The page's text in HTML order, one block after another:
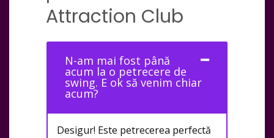
Attraction Club
N-am mai fost până
acum la o petrecere de
swing. E ok să venim chiar
acum?
Desigur! Este petrecerea perfectă